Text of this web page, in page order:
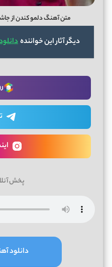
متن آهنگ دلمو کندن از
دیگر آثار این خواننده
پخش
دانلود